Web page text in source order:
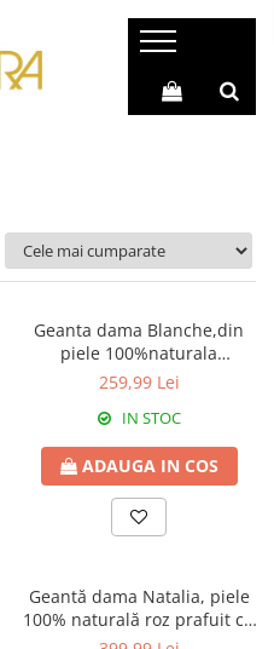
Geanta dama Blanche,din
piele 100%naturala
Italia,8246,roz pudrat
259,99 Lei
IN STOC
ADAUGA IN COS
Geantă dama Natalia, piele
100% naturală roz prafuit cu
aspect matlasat,lant